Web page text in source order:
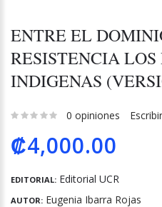
ENTRE EL
RESISTENCIA LOS
INDIGENAS
0 opiniones
₡4,000.00
EDITORIAL: Editorial UCR
AUTOR: Eugenia Ibarra Rojas